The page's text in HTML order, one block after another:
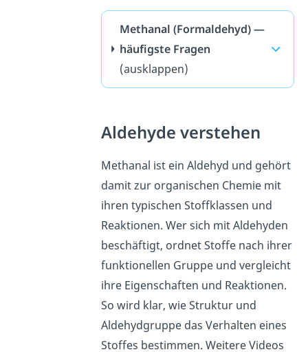
Methanal (Formaldehyd) —
häufigste Fragen
(ausklappen)
Aldehyde verstehen
Methanal ist ein Aldehyd und gehört
damit zur organischen Chemie mit
ihren typischen Stoffklassen und
Reaktionen. Wer sich mit Aldehyden
beschäftigt, ordnet Stoffe nach ihrer
funktionellen Gruppe und vergleicht
ihre Eigenschaften und Reaktionen.
So wird klar, wie Struktur und
Aldehydgruppe das Verhalten eines
Stoffes bestimmen. Weitere Videos